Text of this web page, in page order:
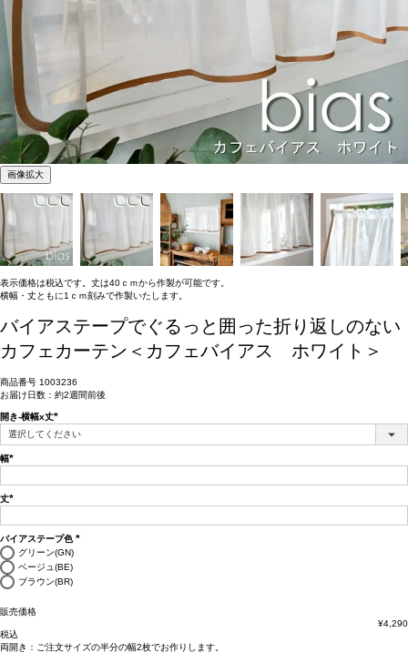
画像拡大
表示価格は税込です。丈は40ｃｍから作製が可能です。
横幅・丈ともに1ｃｍ刻みで作製いたします。
バイアステープでぐるっと囲った折り返しのない
カフェカーテン＜カフェバイアス ホワイト＞
商品番号 1003236
お届け日数：約2週間前後
開き-横幅x丈
(必
須)
幅
須)
丈
須)
バイアステープ色
グリーン(GN)
ベージュ(BE)
ブラウン(BR)
販売価格
¥4,290
税込
両開き： ご注文サイズの半分の幅2枚でお作りします。